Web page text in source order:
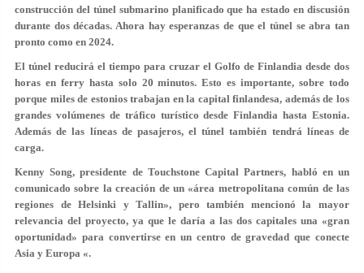
construcción del túnel submarino planificado que ha estado en discusión
durante dos décadas. Ahora hay esperanzas de que el túnel se abra tan
pronto como en 2024.
El túnel reducirá el tiempo para cruzar el Golfo de Finlandia desde dos
horas en ferry hasta solo 20 minutos. Esto es importante, sobre todo
porque miles de estonios trabajan en la capital finlandesa, además de los
grandes volúmenes de tráfico turístico desde Finlandia hasta Estonia.
Además de las líneas de pasajeros, el túnel también tendrá líneas de
carga.
Kenny Song, presidente de Touchstone Capital Partners, habló en un
comunicado sobre la creación de un «área metropolitana común de las
regiones de Helsinki y Tallin», pero también mencionó la mayor
relevancia del proyecto, ya que le daría a las dos capitales una «gran
oportunidad» para convertirse en un centro de gravedad que conecte
Asia y Europa «.